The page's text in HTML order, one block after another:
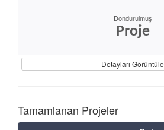
Dondurulmuş
Proje
Detayları Görüntüle
Tamamlanan Projeler